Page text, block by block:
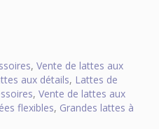
, Vente de lattes aux
aux détails, Lattes de
, Vente de lattes aux
flexibles, Grandes lattes à